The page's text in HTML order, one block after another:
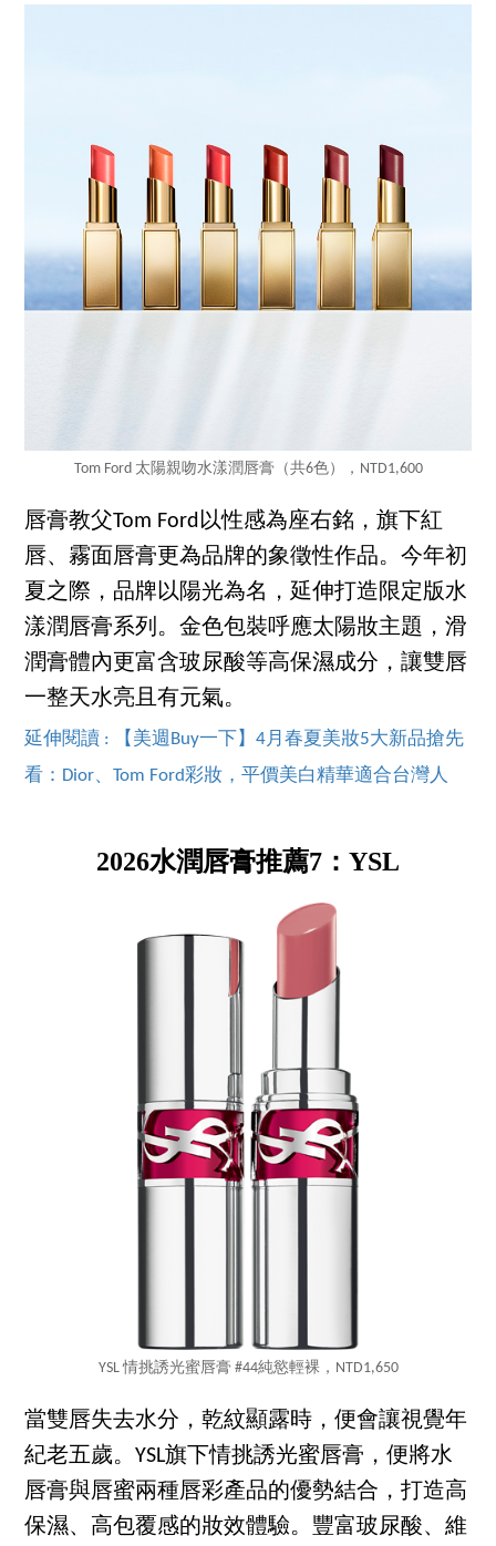
Tom Ford 太陽親吻水漾潤唇膏（共6色），NTD1,600
唇膏教父Tom Ford以性感為座右銘，旗下紅
唇、霧面唇膏更為品牌的象徵性作品。今年初
夏之際，品牌以陽光為名，延伸打造限定版水
漾潤唇膏系列。金色包裝呼應太陽妝主題，滑
潤膏體內更富含玻尿酸等高保濕成分，讓雙唇
一整天水亮且有元氣。
延伸閱讀 : 【美週Buy一下】4月春夏美妝5大新品搶先
看：Dior、Tom Ford彩妝，平價美白精華適合台灣人
2026水潤唇膏推薦7：YSL
YSL 情挑誘光蜜唇膏 #44純慾輕裸，NTD1,650
當雙唇失去水分，乾紋顯露時，便會讓視覺年
紀老五歲。YSL旗下情挑誘光蜜唇膏，便將水
唇膏與唇蜜兩種唇彩產品的優勢結合，打造高
保濕、高包覆感的妝效體驗。豐富玻尿酸、維